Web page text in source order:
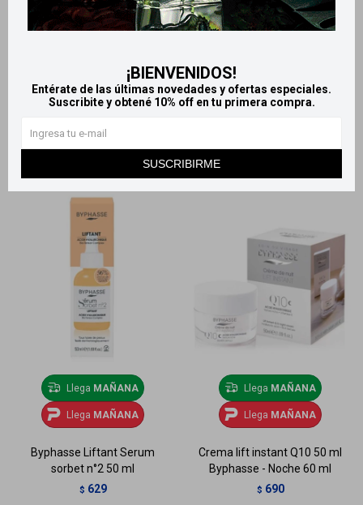
¡BIENVENIDOS!
Entérate de las últimas novedades y ofertas especiales.
Suscribite y obtené 10% off en tu primera compra.
SUSCRIBIRME
LlegaMAÑANA
Byphasse agua micelar
bifásica 500 ml
560
LlegaMAÑANA
Byphasse exfoliante para
rostro 150 ml
390
Llega MAÑANA
Llega MAÑANA
Byphasse Liftant Serum
sorbet n°2 50 ml
$ 629
Llega MAÑANA
Llega MAÑANA
Crema lift instant Q10 50 ml
Byphasse - Noche 60 ml
$ 690